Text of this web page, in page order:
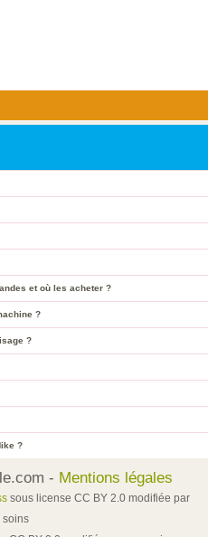
et où les acheter ?
?
?
?
- Mentions légales
sous license CC BY 2.0 modifiée par
soins